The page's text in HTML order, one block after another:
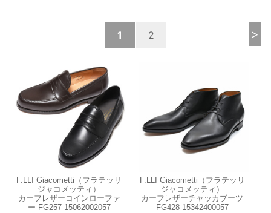
>
1 2
F.LLI Giacometti（フラテッリ
ジャコメッティ）
カーフレザーコインローファ
ー FG257 15062002057
F.LLI Giacometti（フラテッリ
ジャコメッティ）
カーフレザーチャッカブーツ
FG428 15342400057